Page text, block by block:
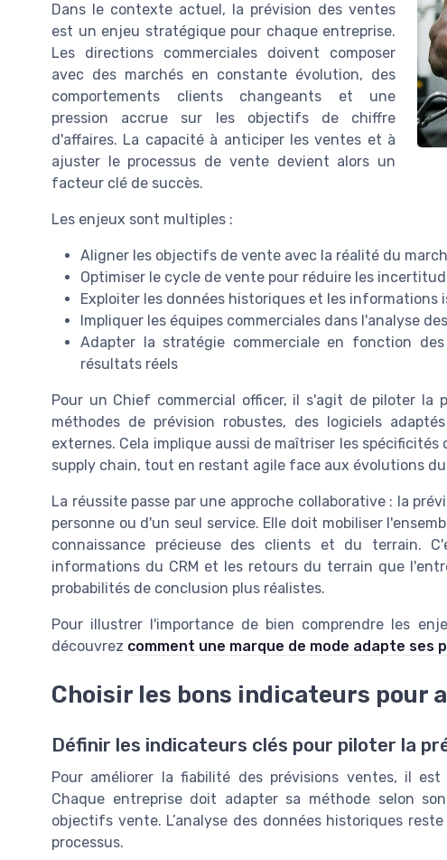
Dans le contexte actuel, la prévision des ventes
est un enjeu stratégique pour chaque entreprise.
Les directions commerciales doivent composer
avec des marchés en constante évolution, des
comportements clients changeants et une
pression accrue sur les objectifs de chiffre
d'affaires. La capacité à anticiper les ventes et à
ajuster le processus de vente devient alors un
facteur clé de succès.
Les enjeux sont multiples :
Aligner les objectifs de vente avec la réalité du
Optimiser le cycle de vente pour réduire les
Exploiter les données historiques et les informations
Impliquer les équipes commerciales dans l'analyse
Adapter la stratégie commerciale en fonction
résultats réels
Pour un Chief commercial officer, il s'agit de piloter la
méthodes de prévision robustes, des logiciels
externes. Cela implique aussi de maîtriser les
supply chain, tout en restant agile face aux évolutions
La réussite passe par une approche collaborative : la
personne ou d'un seul service. Elle doit mobiliser
connaissance précieuse des clients et du terrain.
informations du CRM et les retours du terrain que
probabilités de conclusion plus réalistes.
Pour illustrer l'importance de bien comprendre les
découvrez comment une marque de mode adapte ses
Choisir les bons indicateurs pour
Définir les indicateurs clés pour piloter la
Pour améliorer la fiabilité des prévisions ventes, il
Chaque entreprise doit adapter sa méthode selon
objectifs vente. L’analyse des données historiques
processus.